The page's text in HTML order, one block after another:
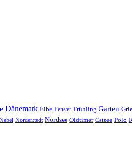
Dänemark Elbe Fenster Frühling Garten
Nebel Norderstedt Nordsee Oldtimer Ostsee Polo